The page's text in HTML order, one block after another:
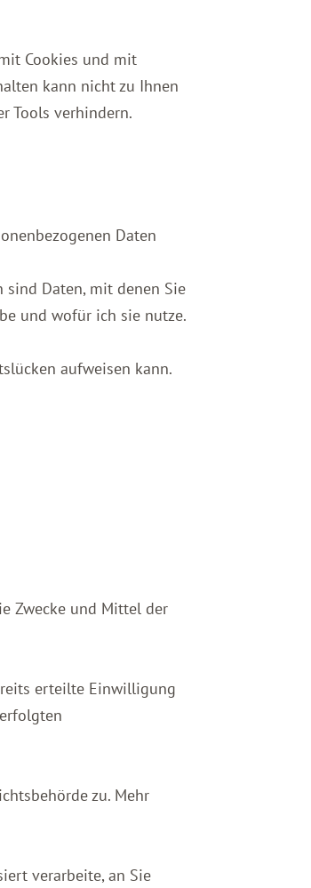
Cookies und mit
kann nicht zu Ihnen
Tools verhindern.
Daten
sind Daten, mit denen Sie
und wofür ich sie nutze.
aufweisen kann.
Zwecke und Mittel der
erteilte Einwilligung
zu. Mehr
verarbeite, an Sie